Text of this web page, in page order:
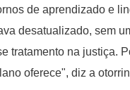
de aprendizado e
desatualizado, sem
tratamento na justiça.
oferece", diz a